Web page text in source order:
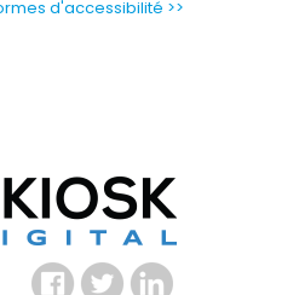
d'accessibilité >>